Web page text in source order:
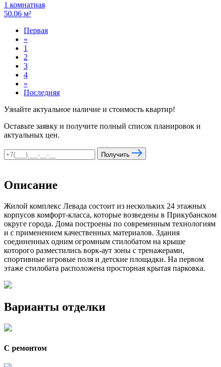
1 комнатная
50.06 м²
Первая
«
1
2
3
4
»
Последняя
Узнайте актуальное наличие и стоимость квартир!
Оставьте заявку и получите полный список планировок и
актуальных цен.
Получить
Описание
Жилой комплекс Левада состоит из нескольких 24 этажных
корпусов комфорт-класса, которые возведены в Прикубанском
округе города. Дома построены по современным технологиям
и с применением качественных материалов. Здания
соединенных одним огромным стилобатом на крыше
которого разместились ворк-аут зоны с тренажерами,
спортивные игровые поля и детские площадки. На первом
этаже стилобата расположена просторная крытая парковка.
Варианты отделки
С ремонтом